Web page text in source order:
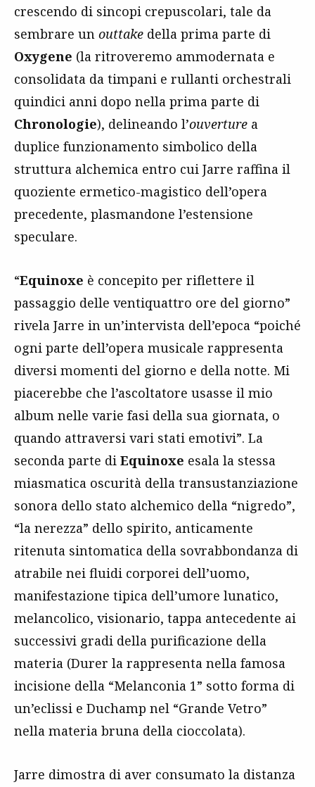
crescendo di sincopi crepuscolari, tale da
sembrare un outtake della prima parte di
Oxygene (la ritroveremo ammodernata e
consolidata da timpani e rullanti orchestrali
quindici anni dopo nella prima parte di
Chronologie), delineando l’ouverture a
duplice funzionamento simbolico della
struttura alchemica entro cui Jarre raffina il
quoziente ermetico-magistico dell’opera
precedente, plasmandone l’estensione
speculare.
“Equinoxe è concepito per riflettere il
passaggio delle ventiquattro ore del giorno”
rivela Jarre in un’intervista dell’epoca “poiché
ogni parte dell’opera musicale rappresenta
diversi momenti del giorno e della notte. Mi
piacerebbe che l’ascoltatore usasse il mio
album nelle varie fasi della sua giornata, o
quando attraversi vari stati emotivi”. La
seconda parte di Equinoxe esala la stessa
miasmatica oscurità della transustanziazione
sonora dello stato alchemico della “nigredo”,
“la nerezza” dello spirito, anticamente
ritenuta sintomatica della sovrabbondanza di
atrabile nei fluidi corporei dell’uomo,
manifestazione tipica dell’umore lunatico,
melancolico, visionario, tappa antecedente ai
successivi gradi della purificazione della
materia (Durer la rappresenta nella famosa
incisione della “Melanconia 1” sotto forma di
un’eclissi e Duchamp nel “Grande Vetro”
nella materia bruna della cioccolata).
Jarre dimostra di aver consumato la distanza